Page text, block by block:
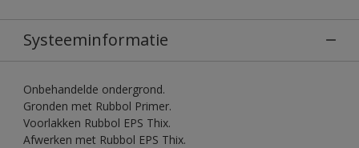
Systeeminformatie
Onbehandelde ondergrond.
Gronden met Rubbol Primer.
Voorlakken Rubbol EPS Thix.
Afwerken met Rubbol EPS Thix.